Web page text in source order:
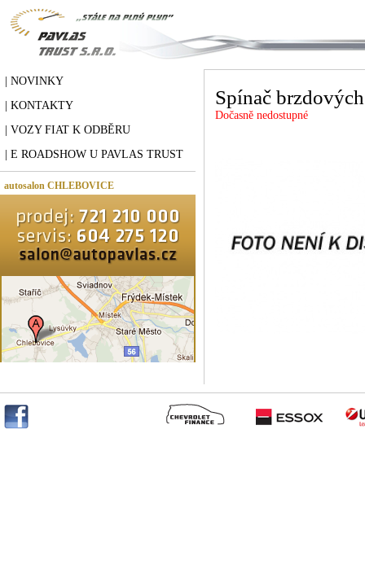
| NOVINKY
| KONTAKTY
| VOZY FIAT K ODBĚRU
| E ROADSHOW U PAVLAS TRUST
autosalon CHLEBOVICE
Spínač
Dočasně nedostupné